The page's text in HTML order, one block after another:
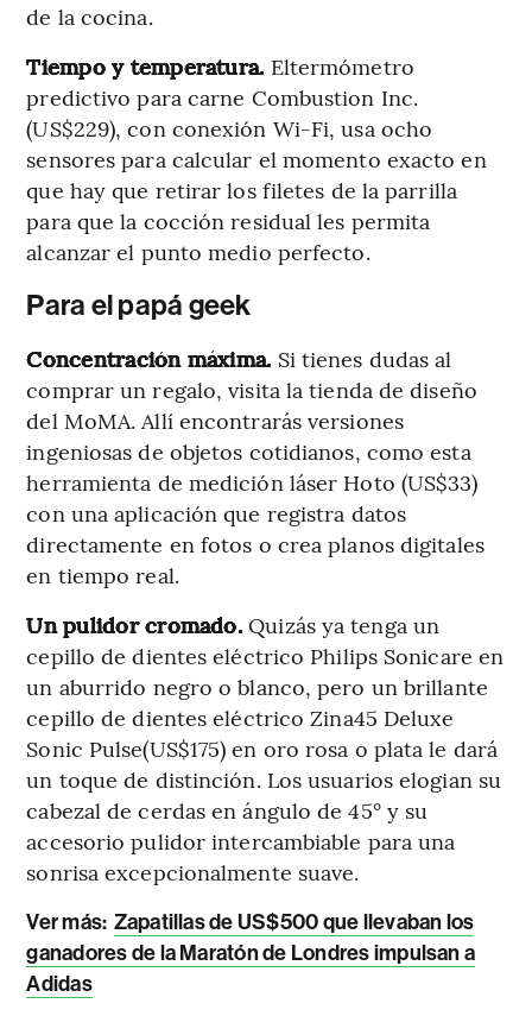
de la cocina.
Tiempo y temperatura. Eltermómetro
predictivo para carne Combustion Inc.
(US$229), con conexión Wi-Fi, usa ocho
sensores para calcular el momento exacto en
que hay que retirar los filetes de la parrilla
para que la cocción residual les permita
alcanzar el punto medio perfecto.
Para el papá geek
Concentración máxima. Si tienes dudas al
comprar un regalo, visita la tienda de diseño
del MoMA. Allí encontrarás versiones
ingeniosas de objetos cotidianos, como esta
herramienta de medición láser Hoto (US$33)
con una aplicación que registra datos
directamente en fotos o crea planos digitales
en tiempo real.
Un pulidor cromado.Quizás ya tenga un
cepillo de dientes eléctrico Philips Sonicare en
un aburrido negro o blanco, pero un brillante
cepillo de dientes eléctrico Zina45 Deluxe
Sonic Pulse(US$175) en oro rosa o plata le dará
un toque de distinción. Los usuarios elogian su
cabezal de cerdas en ángulo de 45° y su
accesorio pulidor intercambiable para una
sonrisa excepcionalmente suave.
Ver más: Zapatillas de US$500 que llevaban los
ganadores de la Maratón de Londres impulsan a
Adidas